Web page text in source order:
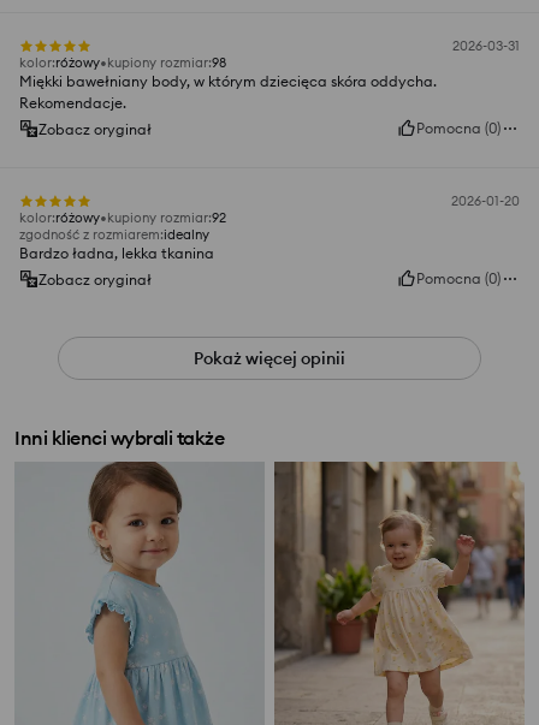
2026-03-31
kolor:różowy kupiony rozmiar:98
Miękki bawełniany body, w którym dziecięca skóra oddycha.
Rekomendacje.
Zobacz oryginał
Pomocna (0)
2026-01-20
kolor:różowy kupiony rozmiar:92
zgodność z rozmiarem:idealny
Bardzo ładna, lekka tkanina
Zobacz oryginał
Pomocna (0)
Pokaż więcej opinii
Inni klienci wybrali także